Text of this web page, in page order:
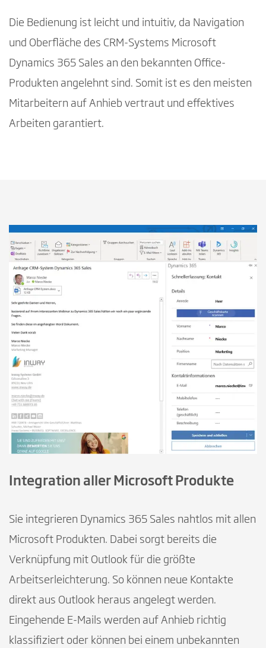
Die Bedienung ist leicht und intuitiv, da Navigation
und Oberfläche des CRM-Systems Microsoft
Dynamics 365 Sales an den bekannten Office-
Produkten angelehnt sind. Somit ist es den meisten
Mitarbeitern auf Anhieb vertraut und effektives
Arbeiten garantiert.
Integration aller Microsoft Produkte
Sie integrieren Dynamics 365 Sales nahtlos mit allen
Microsoft Produkten. Dabei sorgt bereits die
Verknüpfung mit Outlook für die größte
Arbeitserleichterung. So können neue Kontakte
direkt aus Outlook heraus angelegt werden.
Eingehende E-Mails werden auf Anhieb richtig
klassifiziert oder können bei einem unbekannten